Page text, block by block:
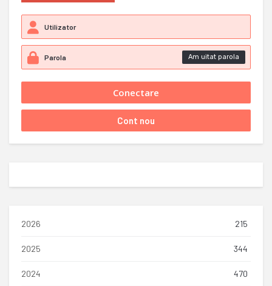
Am uitat parola
2026 215
2025 344
2024 470